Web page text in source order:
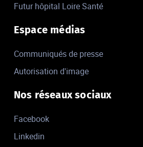
Futur hôpital Loire Santé
Espace médias
Communiqués de presse
Autorisation d'image
Nos réseaux sociaux
Facebook
Linkedin